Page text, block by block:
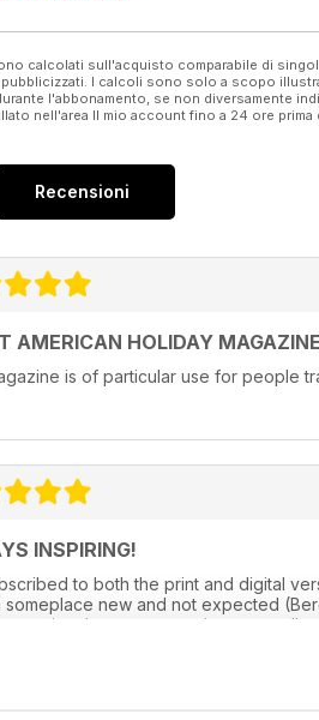
calcolati sull'acquisto comparabile di
I calcoli sono solo a scopo
l'abbonamento, se non diversamente
nell'area Il mio account fino a 24 ore
Recensioni
AMERICAN HOLIDAY MAGAZINE
is of particular use for people
INSPIRING!
to both the print and digital
someplace new and not expected
restaurant reviews as well.